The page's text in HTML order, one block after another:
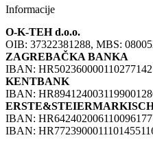
Informacije
O-K-TEH d.o.o.
OIB: 37322381288, MBS:
ZAGREBAČKA BANKA
IBAN:
KENTBANK
IBAN:
IBAN:
IBAN: